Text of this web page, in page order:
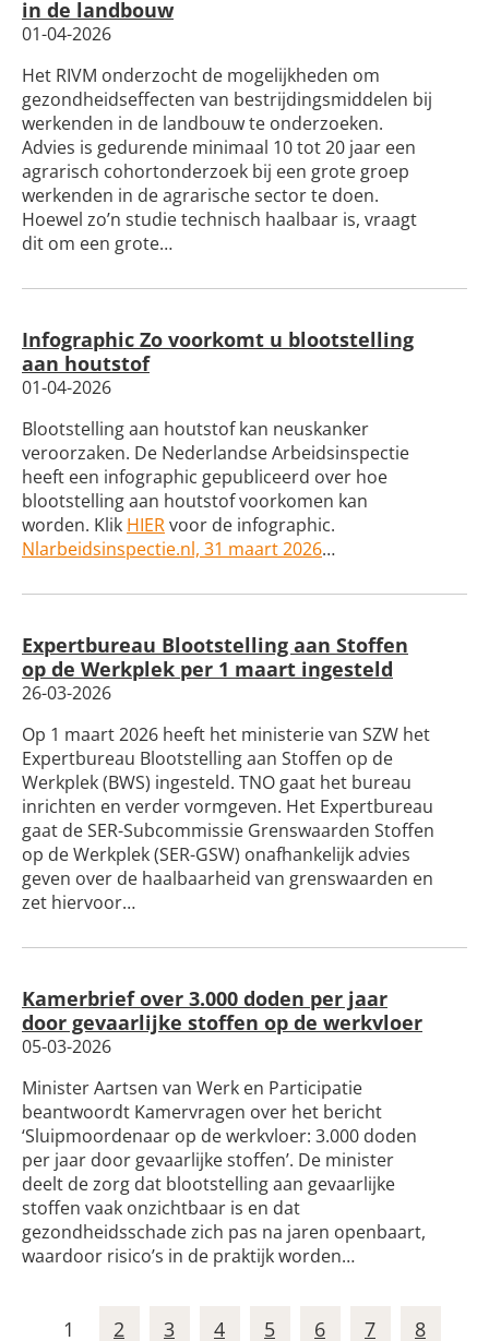
in de landbouw
01-04-2026
Het RIVM onderzocht de mogelijkheden om
gezondheidseffecten van bestrijdingsmiddelen bij
werkenden in de landbouw te onderzoeken.
Advies is gedurende minimaal 10 tot 20 jaar een
agrarisch cohortonderzoek bij een grote groep
werkenden in de agrarische sector te doen.
Hoewel zo’n studie technisch haalbaar is, vraagt
dit om een grote…
Infographic Zo voorkomt u blootstelling
aan houtstof
01-04-2026
Blootstelling aan houtstof kan neuskanker
veroorzaken. De Nederlandse Arbeidsinspectie
heeft een infographic gepubliceerd over hoe
blootstelling aan houtstof voorkomen kan
worden. Klik HIERvoor de infographic.
Nlarbeidsinspectie.nl, 31 maart 2026…
Expertbureau Blootstelling aan Stoffen
op de Werkplek per 1 maart ingesteld
26-03-2026
Op 1 maart 2026 heeft het ministerie van SZW het
Expertbureau Blootstelling aan Stoffen op de
Werkplek (BWS) ingesteld. TNO gaat het bureau
inrichten en verder vormgeven. Het Expertbureau
gaat de SER-Subcommissie Grenswaarden Stoffen
op de Werkplek (SER-GSW) onafhankelijk advies
geven over de haalbaarheid van grenswaarden en
zet hiervoor…
Kamerbrief over 3.000 doden per jaar
door gevaarlijke stoffen op de werkvloer
05-03-2026
Minister Aartsen van Werk en Participatie
beantwoordt Kamervragen over het bericht
‘Sluipmoordenaar op de werkvloer: 3.000 doden
per jaar door gevaarlijke stoffen’. De minister
deelt de zorg dat blootstelling aan gevaarlijke
stoffen vaak onzichtbaar is en dat
gezondheidsschade zich pas na jaren openbaart,
waardoor risico’s in de praktijk worden…
1 2 3 4 5 6 7 8